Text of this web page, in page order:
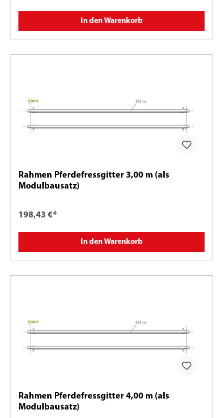
In den Warenkorb
Rahmen Pferdefressgitter 3,00 m (als
Modulbausatz)
198,43 €*
In den Warenkorb
Rahmen Pferdefressgitter 4,00 m (als
Modulbausatz)